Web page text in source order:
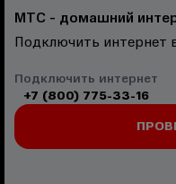
МТС - домашний
Подключить интернет
Подключить интернет
+7 (800) 775-33-16